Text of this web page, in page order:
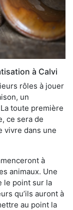
à Calvi
rôles à jouer
un
toute première
ce sera de
vivre dans une
à
animaux. Une
le point sur la
qu’ils auront à
au point la